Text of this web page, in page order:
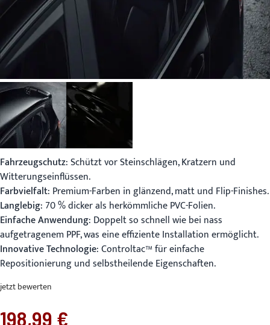
Fahrzeugschutz: Schützt vor Steinschlägen, Kratzern und
Witterungseinflüssen.
Farbvielfalt: Premium-Farben in glänzend, matt und Flip-Finishes.
Langlebig: 70 % dicker als herkömmliche PVC-Folien.
Einfache Anwendung: Doppelt so schnell wie bei nass
aufgetragenem PPF, was eine effiziente Installation ermöglicht.
Innovative Technologie: Controltac™ für einfache
Repositionierung und selbstheilende Eigenschaften.
jetzt bewerten
198,99 €